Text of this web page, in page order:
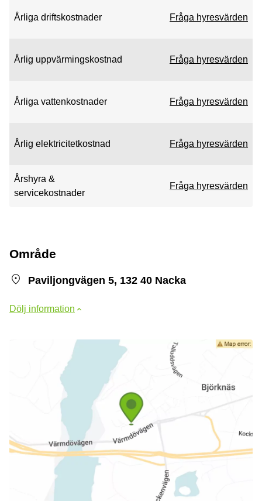
Årliga driftskostnader Fråga hyresvärden
Årlig uppvärmingskostnad Fråga hyresvärden
Årliga vattenkostnader Fråga hyresvärden
Årlig elektricitetkostnad Fråga hyresvärden
Årshyra &
servicekostnader
Fråga hyresvärden
Område
Paviljongvägen 5, 132 40 Nacka
Dölj information